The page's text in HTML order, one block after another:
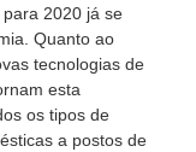
2020 já se
Quanto ao
tecnologias de
esta
os tipos de
a postos de